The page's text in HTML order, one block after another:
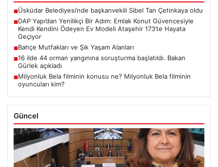
■Üsküdar Belediyesi’nde başkanvekili Sibel Tan Çetinkaya oldu
■DAP Yapı’dan Yenilikçi Bir Adım: Emlak Konut Güvencesiyle
Kendi Kendini Ödeyen Ev Modeli Ataşehir 173’te Hayata
Geçiyor
■Bahçe Mutfakları ve Şık Yaşam Alanları
■16 ilde 44 orman yangınına soruşturma başlatıldı. Bakan
Gürlek açıkladı
■Milyonluk Bela filminin konusu ne? Milyonluk Bela filminin
oyuncuları kim?
Güncel